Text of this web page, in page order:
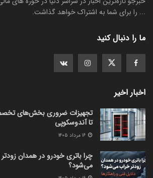
... را برای شما به اشتراک خواهد گذاشت.
ما را دنبال کنید
اخبار اخیر
تجهیزات ضروری بخش‌های
تا آندوسکوپی
چرا باتری خودرو در همدان
می‌شود؟